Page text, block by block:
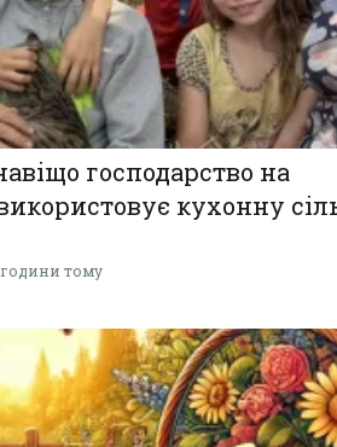
господарство на
кухонну
години тому